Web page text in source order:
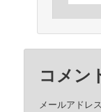
コメン
メールアドレ